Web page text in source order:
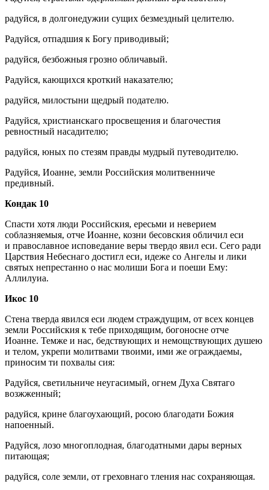
радуйся, в долгонедужии сущих безмездный целителю.
Радуйся, отпадшия к Богу приводивый;
радуйся, безбожныя грозно обличавый.
Радуйся, кающихся кроткий наказателю;
радуйся, милостыни щедрый подателю.
Радуйся, христианскаго просвещения и благочестия
ревностный насадителю;
радуйся, юных по стезям правды мудрый путеводителю.
Радуйся, Иоанне, земли Российския молитвенниче
предивный.
Кондак 10
Спасти хотя люди Российския, ересьми и неверием
соблазняемыя, отче Иоанне, козни бесовския обличил еси
и православное исповедание веры твердо явил еси. Сего ради
Царствия Небеснаго достигл еси, идеже со Ангелы и лики
святых непрестанно о нас молиши Бога и поеши Ему:
Аллилуиа.
Икос 10
Стена тверда явился еси людем страждущим, от всех концев
земли Российския к тебе приходящим, богоносне отче
Иоанне. Темже и нас, бедствующих и немощствующих душею
и телом, укрепи молитвами твоими, ими же ограждаемы,
приносим ти похвалы сия:
Радуйся, светильниче неугасимый, огнем Духа Святаго
возжженный;
радуйся, крине благоухающий, росою благодати Божия
напоенный.
Радуйся, лозо многоплодная, благодатными дары верных
питающая;
радуйся, соле земли, от греховнаго тления нас сохраняющая.